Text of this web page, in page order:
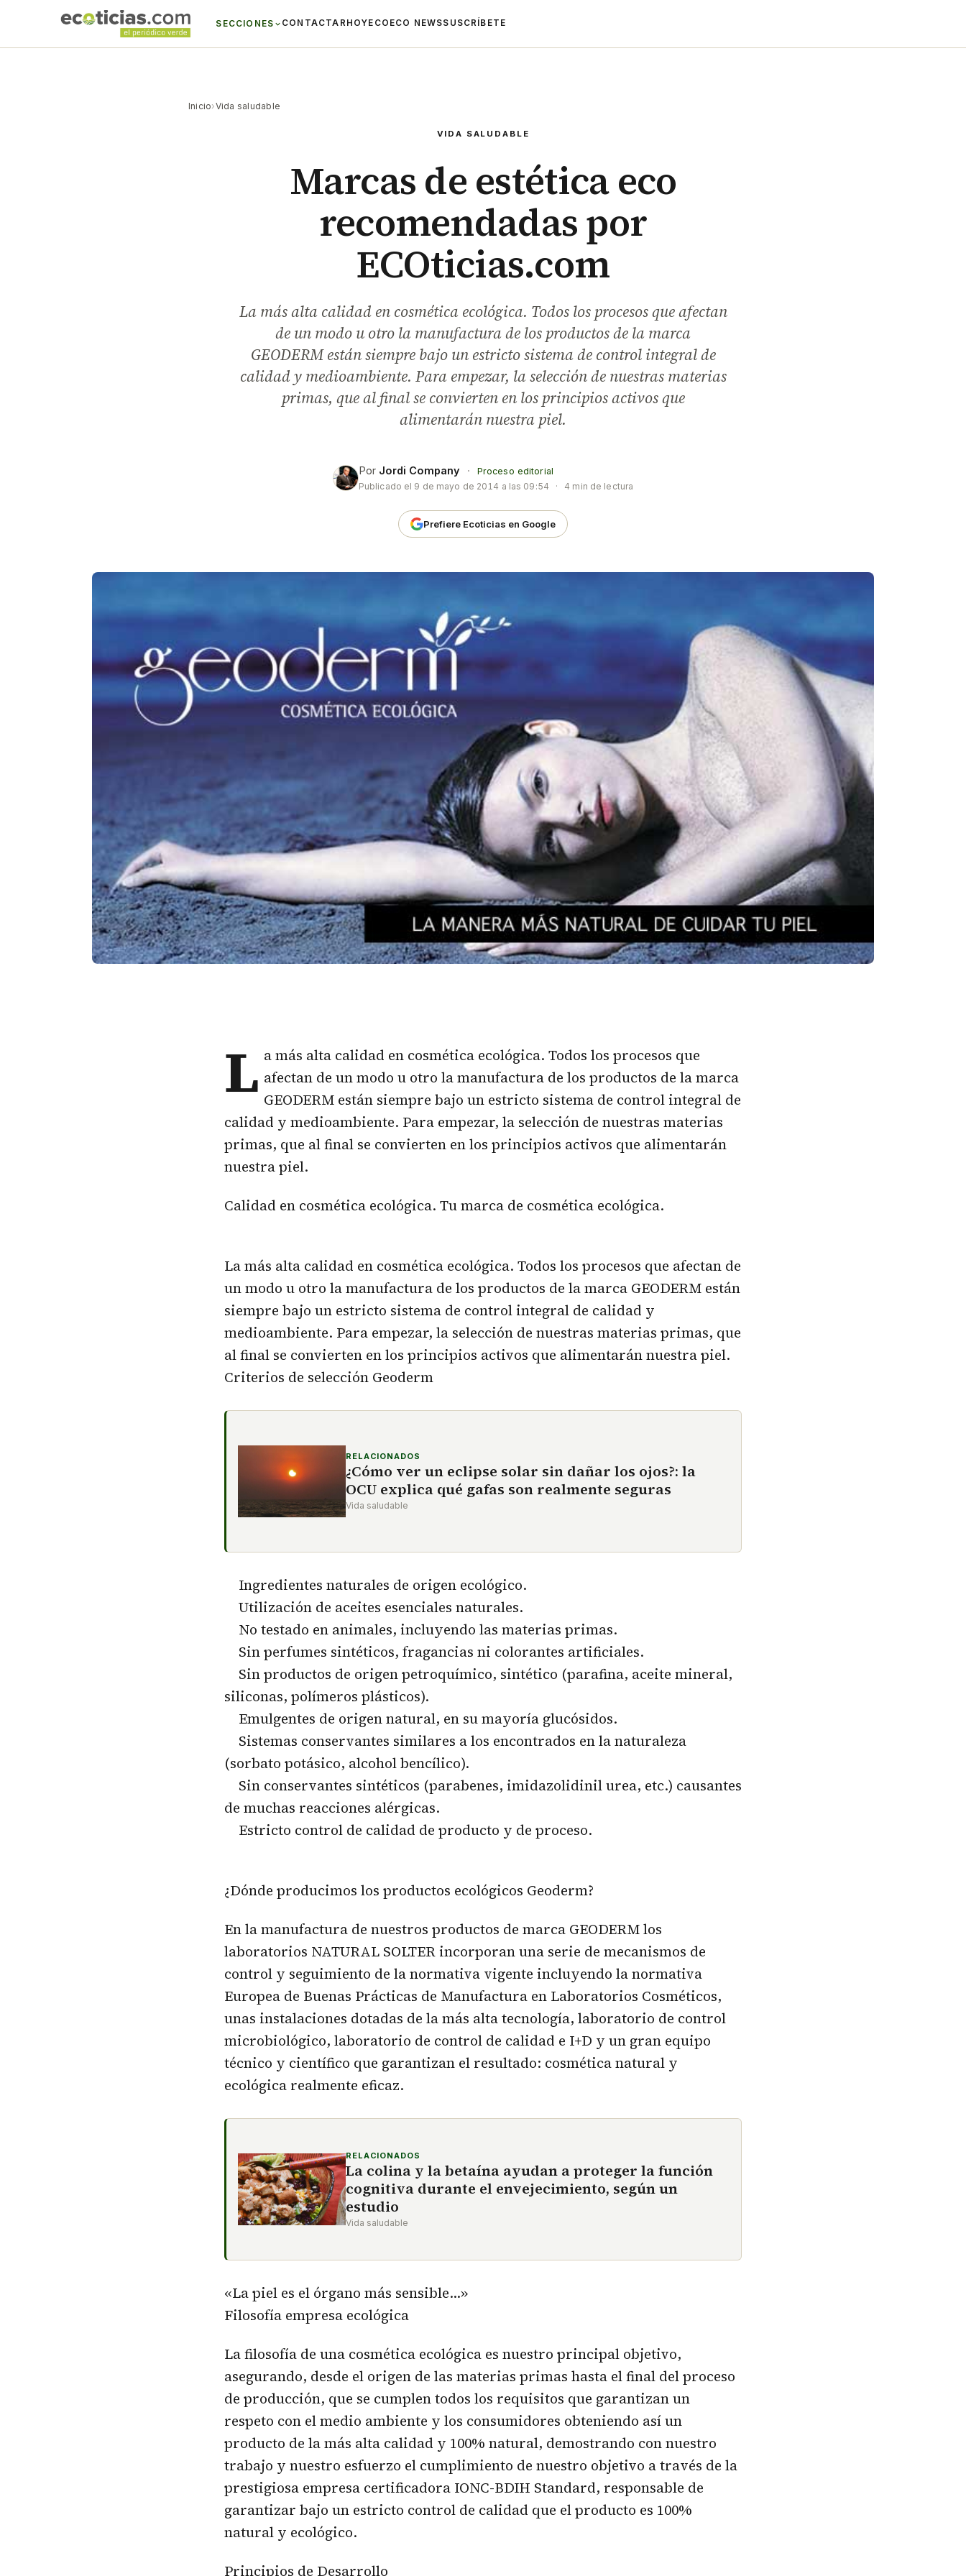
SECCIONES CONTACTAR HOYECO ECO NEWSSUSCRÍBETE
Inicio›Vida saludable
VIDA SALUDABLE
Marcas de estética eco
recomendadas por
ECOticias.com
La más alta calidad en cosmética ecológica. Todos los procesos que afectan
de un modo u otro la manufactura de los productos de la marca
GEODERM están siempre bajo un estricto sistema de control integral de
calidad y medioambiente. Para empezar, la selección de nuestras materias
primas, que al final se convierten en los principios activos que
alimentarán nuestra piel.
Por Jordi Company ·
Proceso editorial
Publicado el 9 de mayo de 2014 a las 09:54 · 4 min de lectura
Prefiere Ecoticias en Google
L a más alta calidad en cosmética ecológica. Todos los procesos que
afectan de un modo u otro la manufactura de los productos de la marca
GEODERM están siempre bajo un estricto sistema de control integral de
calidad y medioambiente. Para empezar, la selección de nuestras materias
primas, que al final se convierten en los principios activos que alimentarán
nuestra piel.
Calidad en cosmética ecológica. Tu marca de cosmética ecológica.
La más alta calidad en cosmética ecológica. Todos los procesos que afectan de
un modo u otro la manufactura de los productos de la marca GEODERM están
siempre bajo un estricto sistema de control integral de calidad y
medioambiente. Para empezar, la selección de nuestras materias primas, que
al final se convierten en los principios activos que alimentarán nuestra piel.
Criterios de selección Geoderm
RELACIONADOS
¿Cómo ver un eclipse solar sin dañar los ojos?: la
OCU explica qué gafas son realmente seguras
Vida saludable
Ingredientes naturales de origen ecológico.
Utilización de aceites esenciales naturales.
No testado en animales, incluyendo las materias primas.
Sin perfumes sintéticos, fragancias ni colorantes artificiales.
Sin productos de origen petroquímico, sintético (parafina, aceite mineral,
siliconas, polímeros plásticos).
Emulgentes de origen natural, en su mayoría glucósidos.
Sistemas conservantes similares a los encontrados en la naturaleza
(sorbato potásico, alcohol bencílico).
Sin conservantes sintéticos (parabenes, imidazolidinil urea, etc.) causantes
de muchas reacciones alérgicas.
Estricto control de calidad de producto y de proceso.
¿Dónde producimos los productos ecológicos Geoderm?
En la manufactura de nuestros productos de marca GEODERM los
laboratorios NATURAL SOLTER incorporan una serie de mecanismos de
control y seguimiento de la normativa vigente incluyendo la normativa
Europea de Buenas Prácticas de Manufactura en Laboratorios Cosméticos,
unas instalaciones dotadas de la más alta tecnología, laboratorio de control
microbiológico, laboratorio de control de calidad e I+D y un gran equipo
técnico y científico que garantizan el resultado: cosmética natural y
ecológica realmente eficaz.
RELACIONADOS
La colina y la betaína ayudan a proteger la función
cognitiva durante el envejecimiento, según un
estudio
Vida saludable
«La piel es el órgano más sensible…»
Filosofía empresa ecológica
La filosofía de una cosmética ecológica es nuestro principal objetivo,
asegurando, desde el origen de las materias primas hasta el final del proceso
de producción, que se cumplen todos los requisitos que garantizan un
respeto con el medio ambiente y los consumidores obteniendo así un
producto de la más alta calidad y 100% natural, demostrando con nuestro
trabajo y nuestro esfuerzo el cumplimiento de nuestro objetivo a través de la
prestigiosa empresa certificadora IONC-BDIH Standard, responsable de
garantizar bajo un estricto control de calidad que el producto es 100%
natural y ecológico.
Principios de Desarrollo